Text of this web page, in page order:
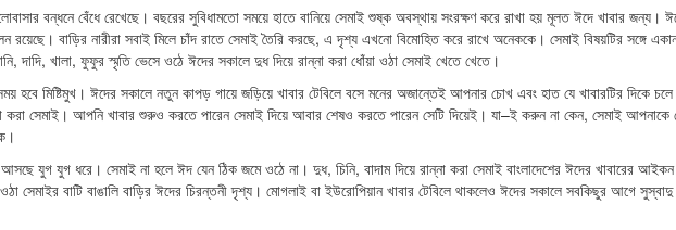
বন্ধনে বেঁধে রেখেছে। বছরের সুবিধামতো সময়ে হাতে বানিয়ে সেমাই শুষ্ক অবস্থায় সংরক্ষণ করে রাখা হয় মূলত ঈদে খাবার জন্য।
রয়েছে। বাড়ির নারীরা সবাই মিলে চাঁদ রাতে সেমাই তৈরি করছে, এ দৃশ্য এখনো বিমোহিত করে রাখে অনেককে। সেমাই বিষয়টির সঙ্গে
দাদি, খালা, ফুফুর স্মৃতি ভেসে ওঠে ঈদের সকালে দুধ দিয়ে রান্না করা ধোঁয়া ওঠা সেমাই খেতে খেতে।
হবে মিষ্টিমুখ। ঈদের সকালে নতুন কাপড় গায়ে জড়িয়ে খাবার টেবিলে বসে মনের অজান্তেই আপনার চোখ এবং হাত যে খাবারটির দিকে চলে
করা সেমাই। আপনি খাবার শুরুও করতে পারেন সেমাই দিয়ে আবার শেষও করতে পারেন সেটি দিয়েই। যা–ই করুন না কেন, সেমাই আপনাকে
যুগ যুগ ধরে। সেমাই না হলে ঈদ যেন ঠিক জমে ওঠে না। দুধ, চিনি, বাদাম দিয়ে রান্না করা সেমাই বাংলাদেশের ঈদের খাবারের
ওঠা সেমাইর বাটি বাঙালি বাড়ির ঈদের চিরন্তনী দৃশ্য। মোগলাই বা ইউরোপিয়ান খাবার টেবিলে থাকলেও ঈদের সকালে সবকিছুর আগে